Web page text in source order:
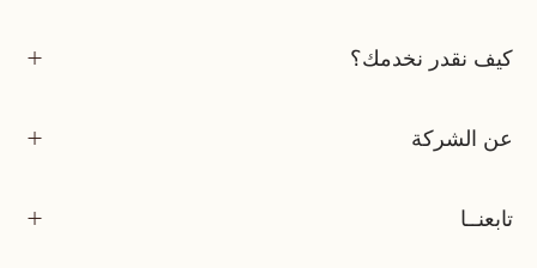
كيف نقدر نخدمك؟
عن الشركة
تابعنــا